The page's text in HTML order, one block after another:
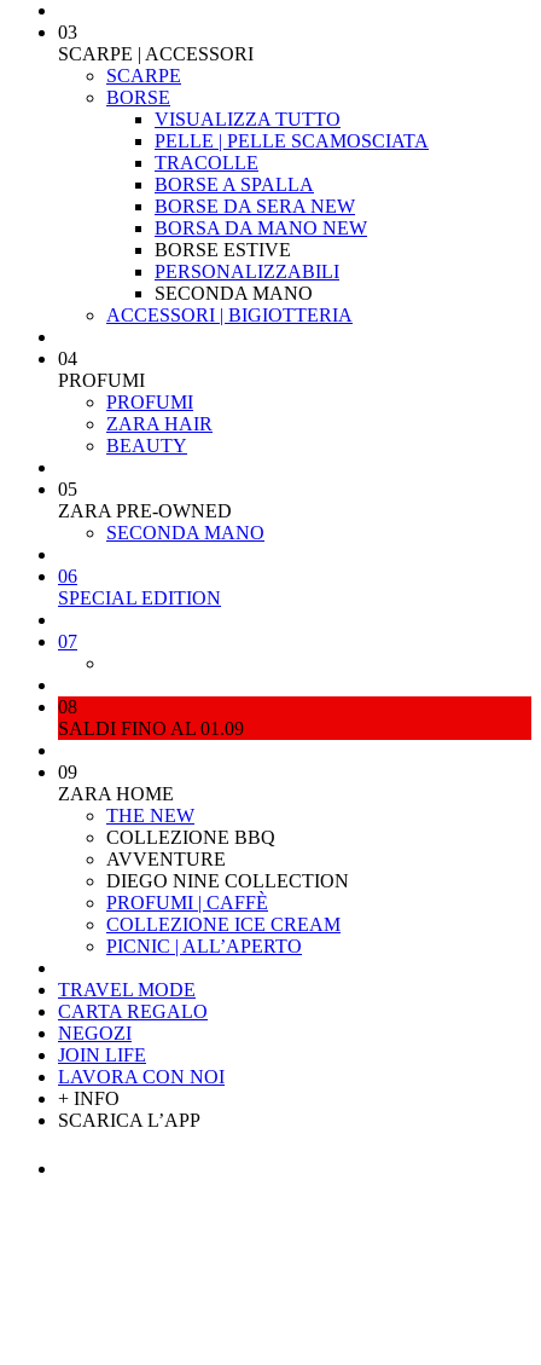
03
SCARPE | ACCESSORI
SCARPE
BORSE
VISUALIZZA TUTTO
PELLE | PELLE SCAMOSCIATA
TRACOLLE
BORSE A SPALLA
BORSE DA SERA NEW
BORSA DA MANO NEW
BORSE ESTIVE
PERSONALIZZABILI
SECONDA MANO
ACCESSORI | BIGIOTTERIA
04
PROFUMI
PROFUMI
ZARA HAIR
BEAUTY
05
ZARA PRE-OWNED
SECONDA MANO
06
SPECIAL EDITION
07
08
SALDI FINO AL 01.09
09
ZARA HOME
THE NEW
COLLEZIONE BBQ
AVVENTURE
DIEGO NINE COLLECTION
PROFUMI | CAFFÈ
COLLEZIONE ICE CREAM
PICNIC | ALL’APERTO
TRAVEL MODE
CARTA REGALO
NEGOZI
JOIN LIFE
LAVORA CON NOI
+ INFO
SCARICA L’APP